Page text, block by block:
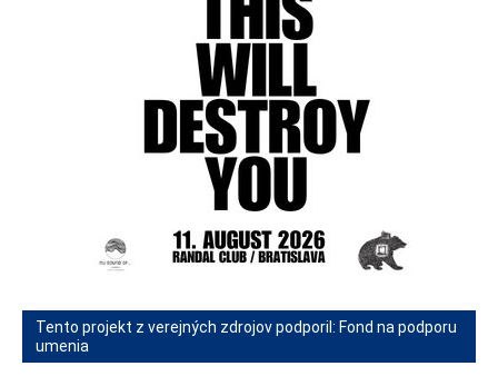
Tento projekt z verejných zdrojov podporil: Fond na podporu
umenia